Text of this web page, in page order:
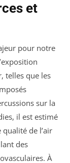
et
pour notre
telles que les
sur la
il est estimé
de l’air
des
À